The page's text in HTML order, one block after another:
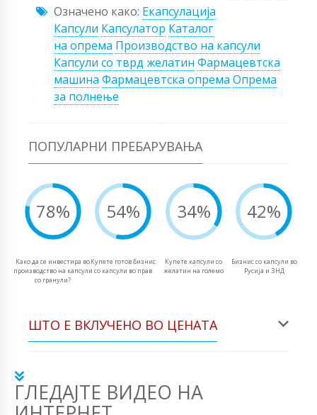
Означено како: Екапсулација
Капсули Капсулатор Каталог
на опрема Производство на капсули
Капсули со тврд желатин Фармацевтска
машина Фармацевтска опрема Опрема
за полнење
ПОПУЛАРНИ ПРЕБАРУВАЊА
78%
Како да се инвестира во
производство на капсули
со гранули?
54%
Купете готов бизнис
со капсули во прав
34%
Купете капсули со
желатин на големо
42%
Бизнис со капсули во
Русија и ЗНД
ШТО Е ВКЛУЧЕНО ВО ЦЕНАТА
ГЛЕДАЈТЕ ВИДЕО НА